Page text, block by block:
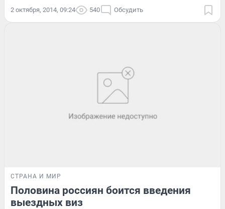
2 октября, 2014, 09:24 540 Обсудить
СТРАНА И МИР
Половина россиян боится введения
выездных виз